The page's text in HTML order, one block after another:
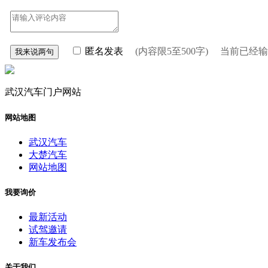
匿名发表 (内容限5至500字) 当前已经输
武汉汽车门户网站
网站地图
武汉汽车
大楚汽车
网站地图
我要询价
最新活动
试驾邀请
新车发布会